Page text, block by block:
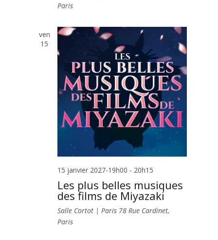
Paris
ven
15
15 janvier 2027-19h00 - 20h15
Les plus belles musiques
des films de Miyazaki
Salle Cortot | Paris 78 Rue Cardinet,
Paris